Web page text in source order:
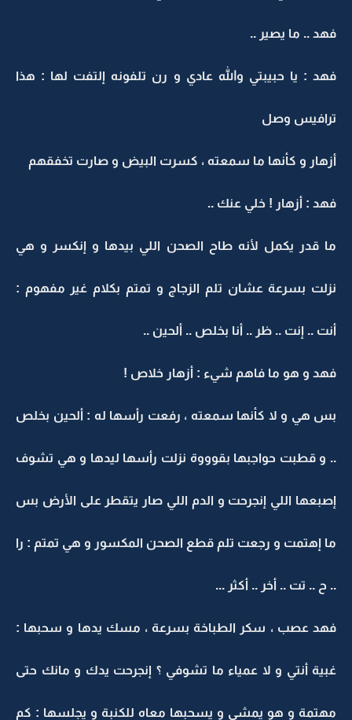
فهد .. ما يصير ..
فهد : يا حبيبتي والله عادي و رن تلفونه إلتفت لها : هذا
ترافيس وصل
أزهار و كأنها ما سمعته ، كسرت البيض و صارت تخفقهم
فهد : أزهار ! خلي عنك ..
ما قدر يكمل لأنه طاح الصحن اللي بيدها و إنكسر و هي
نزلت بسرعة عشان تلم الزجاج و تمتم بكلام غير مفهوم :
أنت .. إنت .. ظر .. أنا بخلص .. ألحين ..
فهد و هو ما فاهم شيء : أزهار خلاص !
بس هي و لا كأنها سمعته ، رفعت رأسها له : ألحين بخلص
.. و قطبت حواجبها بقوووة نزلت رأسها ليدها و هي تشوف
إصبعها اللي إنجرحت و الدم اللي صار يتقطر على الأرض بس
ما إهتمت و رجعت تلم قطع الصحن المكسور و هي تمتم : را
.. ح .. تت .. أخر .. أكثر ...
فهد عصب ، سكر الطباخة بسرعة ، مسك يدها و سحبها :
غبية أنتي و لا عمياء ما تشوفي ؟ إنجرحت يدك و مانك حتى
مهتمة و هو يمشي و يسحبها معاه للكنبة و يجلسها : كم